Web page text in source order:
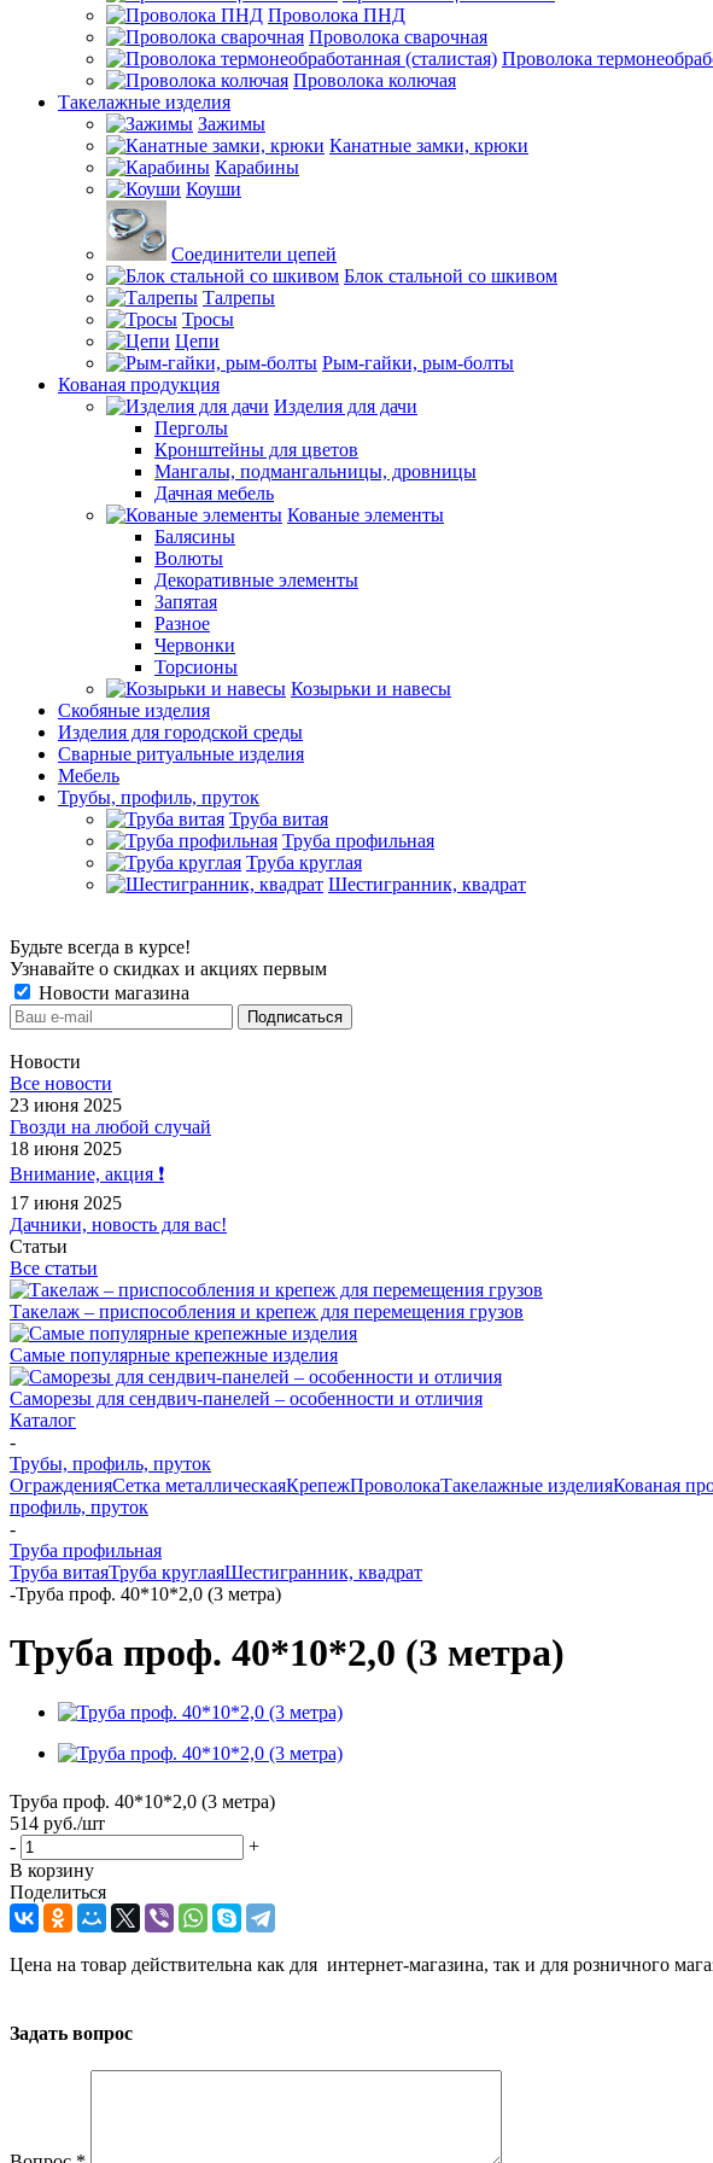
Проволока ПНД
Проволока сварочная
Проволока
Проволока колючая
Такелажные изделия
Зажимы
Канатные замки, крюки
Карабины
Коуши
Соединители цепей
Блок стальной со шкивом
Талрепы
Тросы
Цепи
Рым-гайки, рым-болты
Кованая продукция
Изделия для дачи
Перголы
Кронштейны для цветов
Мангалы, подмангальницы, дровницы
Дачная мебель
Кованые элементы
Балясины
Волюты
Декоративные элементы
Запятая
Разное
Червонки
Торсионы
Козырьки и навесы
Скобяные изделия
Изделия для городской среды
Сварные ритуальные изделия
Мебель
Трубы, профиль, пруток
Труба витая
Труба профильная
Труба круглая
Шестигранник, квадрат
Будьте всегда в курсе!
Узнавайте о скидках и акциях первым
Новости магазина
Новости
Все новости
23 июня 2025
Гвозди на любой случай
18 июня 2025
Внимание, акция ❗️
17 июня 2025
Дачники, новость для вас!
Статьи
Все статьи
Такелаж – приспособления и крепеж для перемещения грузов
Самые популярные крепежные изделия
Саморезы для сендвич-панелей – особенности и отличия
Каталог
-
Трубы, профиль, пруток
ОгражденияСетка металлическаяКрепежПроволокаТакелажные изделияКованая
профиль, пруток
-
Труба профильная
Труба витаяТруба круглаяШестигранник, квадрат
-Труба проф. 40*10*2,0 (3 метра)
Труба проф. 40*10*2,0 (3 метра)
Труба проф. 40*10*2,0 (3 метра)
514 руб./шт
-
+
В корзину
Поделиться
Цена на товар действительна как для интернет-магазина, так и для розничного
Задать вопрос